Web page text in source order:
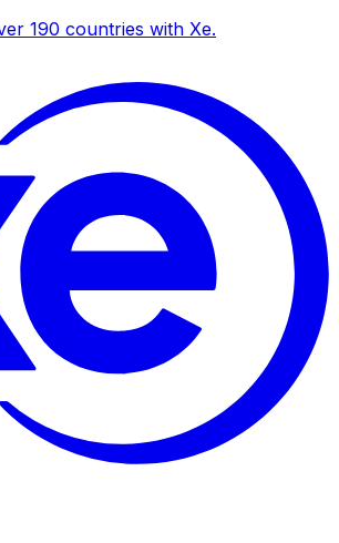
190 countries with Xe.